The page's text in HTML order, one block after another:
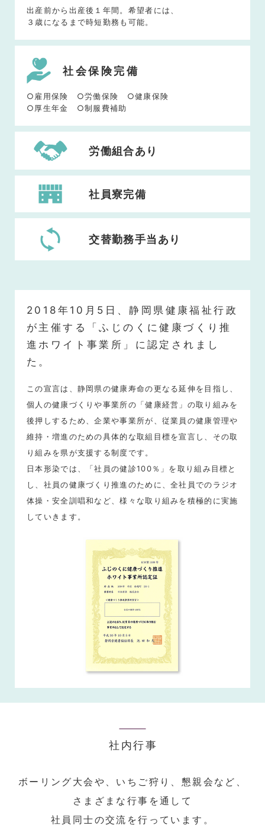
出産前から出産後１年間。希望者には、
３歳になるまで時短勤務も可能。
社会保険完備
○雇用保険 ○労働保険 ○健康保険
○厚生年金 ○制服費補助
労働組合あり
社員寮完備
交替勤務手当あり
2018年10月5日、静岡県健康福祉行政
が主催する
「ふじのくに健康づくり推
進ホワイト事業所」に認定されまし
た。
この宣言は、静岡県の健康寿命の更なる延伸を目指し、
個人の健康づくりや事業所の「健康経営」の取り組みを
後押しするため、企業や事業所が、従業員の健康管理や
維持・増進のための具体的な取組目標を宣言し、その取
り組みを県が支援する制度です。
日本形染では、「社員の健診100％」を取り組み目標と
し、社員の健康づくり推進のために、全社員でのラジオ
体操・安全訓唱和など、様々な取り組みを積極的に実施
していきます。
社内行事
ボーリング大会や、いちご狩り、懇親会など、
さまざまな行事を通して
社員同士の交流を行っています。